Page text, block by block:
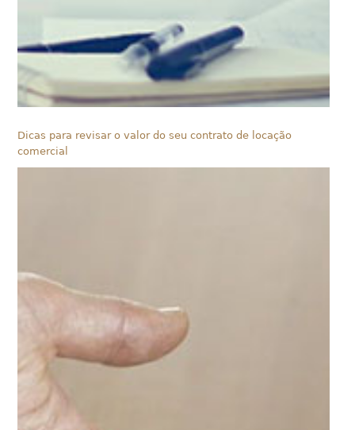
Dicas para revisar o valor do seu contrato de locação
comercial